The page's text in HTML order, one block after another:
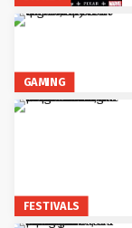
GAMING
FESTIVALS